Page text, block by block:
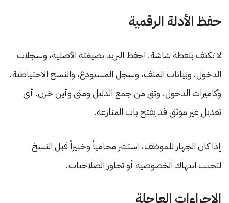
حفظ الأدلة الرقمية
لا تكتف بلقطة شاشة. احفظ البريد بصيغته الأصلية، وسجلات
الدخول، وبيانات الملف، وسجل المستودع، والنسخ الاحتياطية،
وكاميرات الدخول. وثق من جمع الدليل ومتى وأين خزن. أي
تعديل غير موثق قد يفتح باب المنازعة.
إذا كان الجهاز للموظف، استشر محامياً وخبيراً قبل النسخ
لتجنب انتهاك الخصوصية أو تجاوز الصلاحيات.
الإجراءات العاجلة